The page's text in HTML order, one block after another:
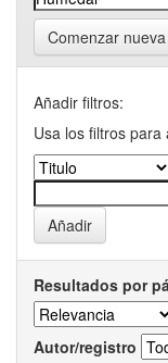
Comenzar
Añadir filtros:
Usa los filtros
Resultados por
Autor/registro